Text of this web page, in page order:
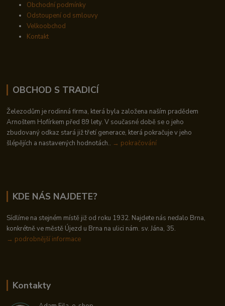
Obchodní podmínky
Odstoupení od smlouvy
Velkoobchod
Kontakt
OBCHOD S TRADICÍ
Železodům je rodinná firma, která byla založena naším pradědem
Arnoštem Hofírkem před 89 lety. V současné době se o jeho
zbudovaný odkaz stará již třetí generace, která pokračuje v jeho
šlépějích a nastavených hodnotách.. → pokračování
KDE NÁS NAJDETE?
Sídlíme na stejném místě již od roku 1932. Najdete nás nedalo Brna,
konkrétně ve městě Újezd u Brna na ulici nám. sv. Jána, 35.
→ podrobnější informace
Kontakty